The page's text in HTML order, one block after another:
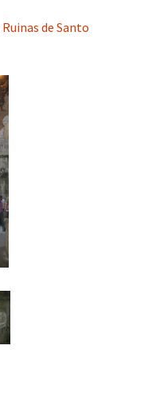
Ruinas de Santo